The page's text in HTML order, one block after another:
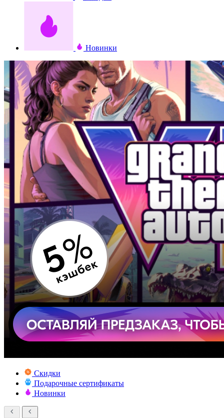
Новинки
Скидки
Подарочные сертификаты
Новинки